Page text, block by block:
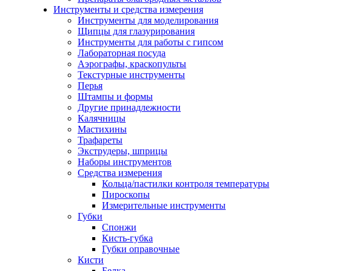
Инструменты и средства измерения
Инструменты для моделирования
Щипцы для глазурирования
Инструменты для работы с гипсом
Лабораторная посуда
Аэрографы, краскопульты
Текстурные инструменты
Перья
Штампы и формы
Другие принадлежности
Калячницы
Мастихины
Трафареты
Экструдеры, шприцы
Наборы инструментов
Средства измерения
Кольца/пастилки контроля температуры
Пироскопы
Измерительные инструменты
Губки
Спонжи
Кисть-губка
Губки оправочные
Кисти